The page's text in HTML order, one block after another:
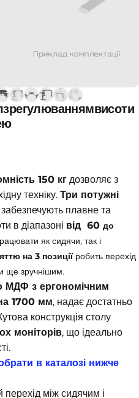
зрегулюваннямвисоти
150 кг дозволяє з
техніку. Три потужні
забезпечують плавне та
в діапазоні від 60 до
як сидячи, так і
на 3 позиціїробить перехід
ще зручнішим.
МДФ з ергономічним
1700 мм, надає достатньо
конструкція столу
моніторів, що ідеально
в каталозі нижче
між сидячим і